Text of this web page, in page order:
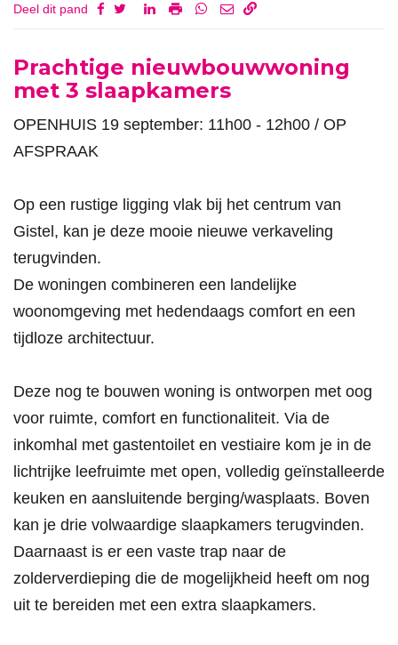
Deel dit pand
Omschrijving
Prachtige nieuwbouwwoning
met 3 slaapkamers
OPENHUIS 19 september: 11h00 - 12h00 / OP
AFSPRAAK
Op een rustige ligging vlak bij het centrum van
Gistel, kan je deze mooie nieuwe verkaveling
terugvinden.
De woningen combineren een landelijke
woonomgeving met hedendaags comfort en een
tijdloze architectuur.
Deze nog te bouwen woning is ontworpen met oog
voor ruimte, comfort en functionaliteit. Via de
inkomhal met gastentoilet en vestiaire kom je in de
lichtrijke leefruimte met open, volledig geïnstalleerde
keuken en aansluitende berging/wasplaats. Boven
kan je drie volwaardige slaapkamers terugvinden.
Daarnaast is er een vaste trap naar de
zolderverdieping die de mogelijkheid heeft om nog
uit te bereiden met een extra slaapkamers.